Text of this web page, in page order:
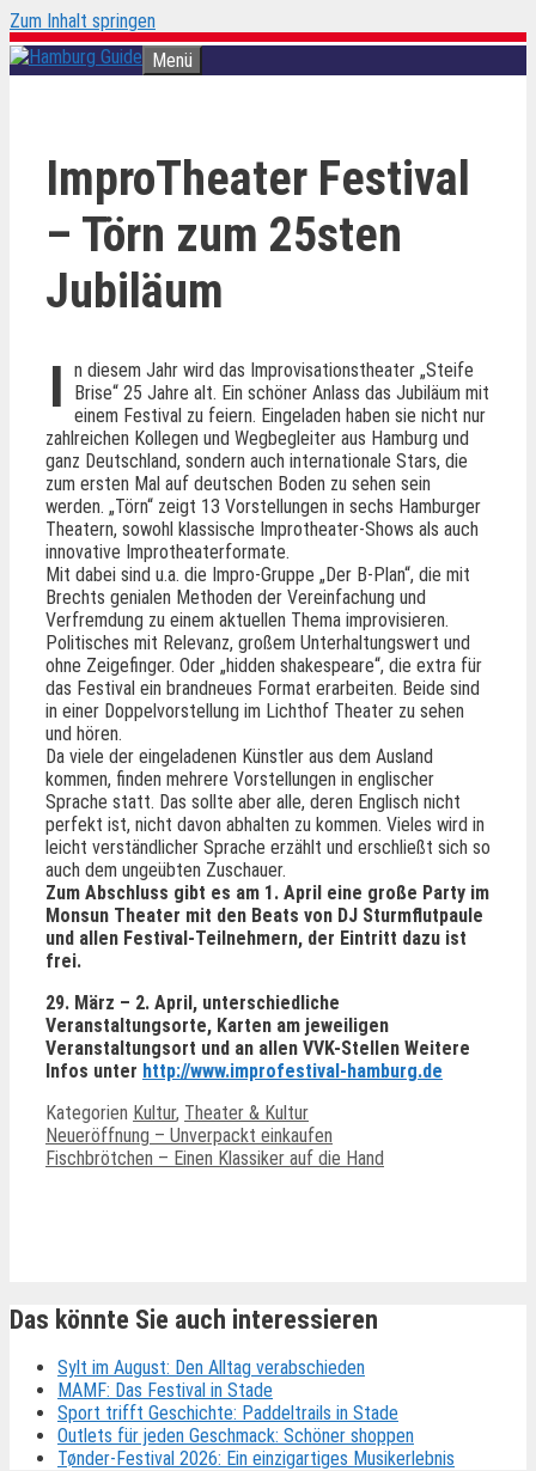
Zum Inhalt springen
Menü
ImproTheater Festival
– Törn zum 25sten
Jubiläum
I n diesem Jahr wird das Improvisationstheater „Steife
Brise“ 25 Jahre alt. Ein schöner Anlass das Jubiläum mit
einem Festival zu feiern. Eingeladen haben sie nicht nur
zahlreichen Kollegen und Wegbegleiter aus Hamburg und
ganz Deutschland, sondern auch internationale Stars, die
zum ersten Mal auf deutschen Boden zu sehen sein
werden. „Törn“ zeigt 13 Vorstellungen in sechs Hamburger
Theatern, sowohl klassische Improtheater-Shows als auch
innovative Improtheaterformate.
Mit dabei sind u.a. die Impro-Gruppe „Der B-Plan“, die mit
Brechts genialen Methoden der Vereinfachung und
Verfremdung zu einem aktuellen Thema improvisieren.
Politisches mit Relevanz, großem Unterhaltungswert und
ohne Zeigefinger. Oder „hidden shakespeare“, die extra für
das Festival ein brandneues Format erarbeiten. Beide sind
in einer Doppelvorstellung im Lichthof Theater zu sehen
und hören.
Da viele der eingeladenen Künstler aus dem Ausland
kommen, finden mehrere Vorstellungen in englischer
Sprache statt. Das sollte aber alle, deren Englisch nicht
perfekt ist, nicht davon abhalten zu kommen. Vieles wird in
leicht verständlicher Sprache erzählt und erschließt sich so
auch dem ungeübten Zuschauer.
Zum Abschluss gibt es am 1. April eine große Party im
Monsun Theater mit den Beats von DJ Sturmflutpaule
und allen Festival-Teilnehmern, der Eintritt dazu ist
frei.
29. März – 2. April, unterschiedliche
Veranstaltungsorte, Karten am jeweiligen
Veranstaltungsort und an allen VVK-Stellen Weitere
Infos unter http://www.improfestival-hamburg.de
Kategorien Kultur, Theater & Kultur
Neueröffnung – Unverpackt einkaufen
Fischbrötchen – Einen Klassiker auf die Hand
Das könnte Sie auch interessieren
Sylt im August: Den Alltag verabschieden
MAMF: Das Festival in Stade
Sport trifft Geschichte: Paddeltrails in Stade
Outlets für jeden Geschmack: Schöner shoppen
Tønder-Festival 2026: Ein einzigartiges Musikerlebnis